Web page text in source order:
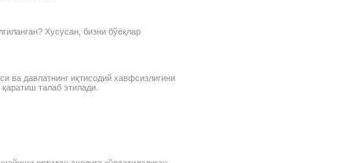
Хусусан, бизни бўёқлар
ва давлатнинг иқтисодий хавфсизлигини
талаб этилади.